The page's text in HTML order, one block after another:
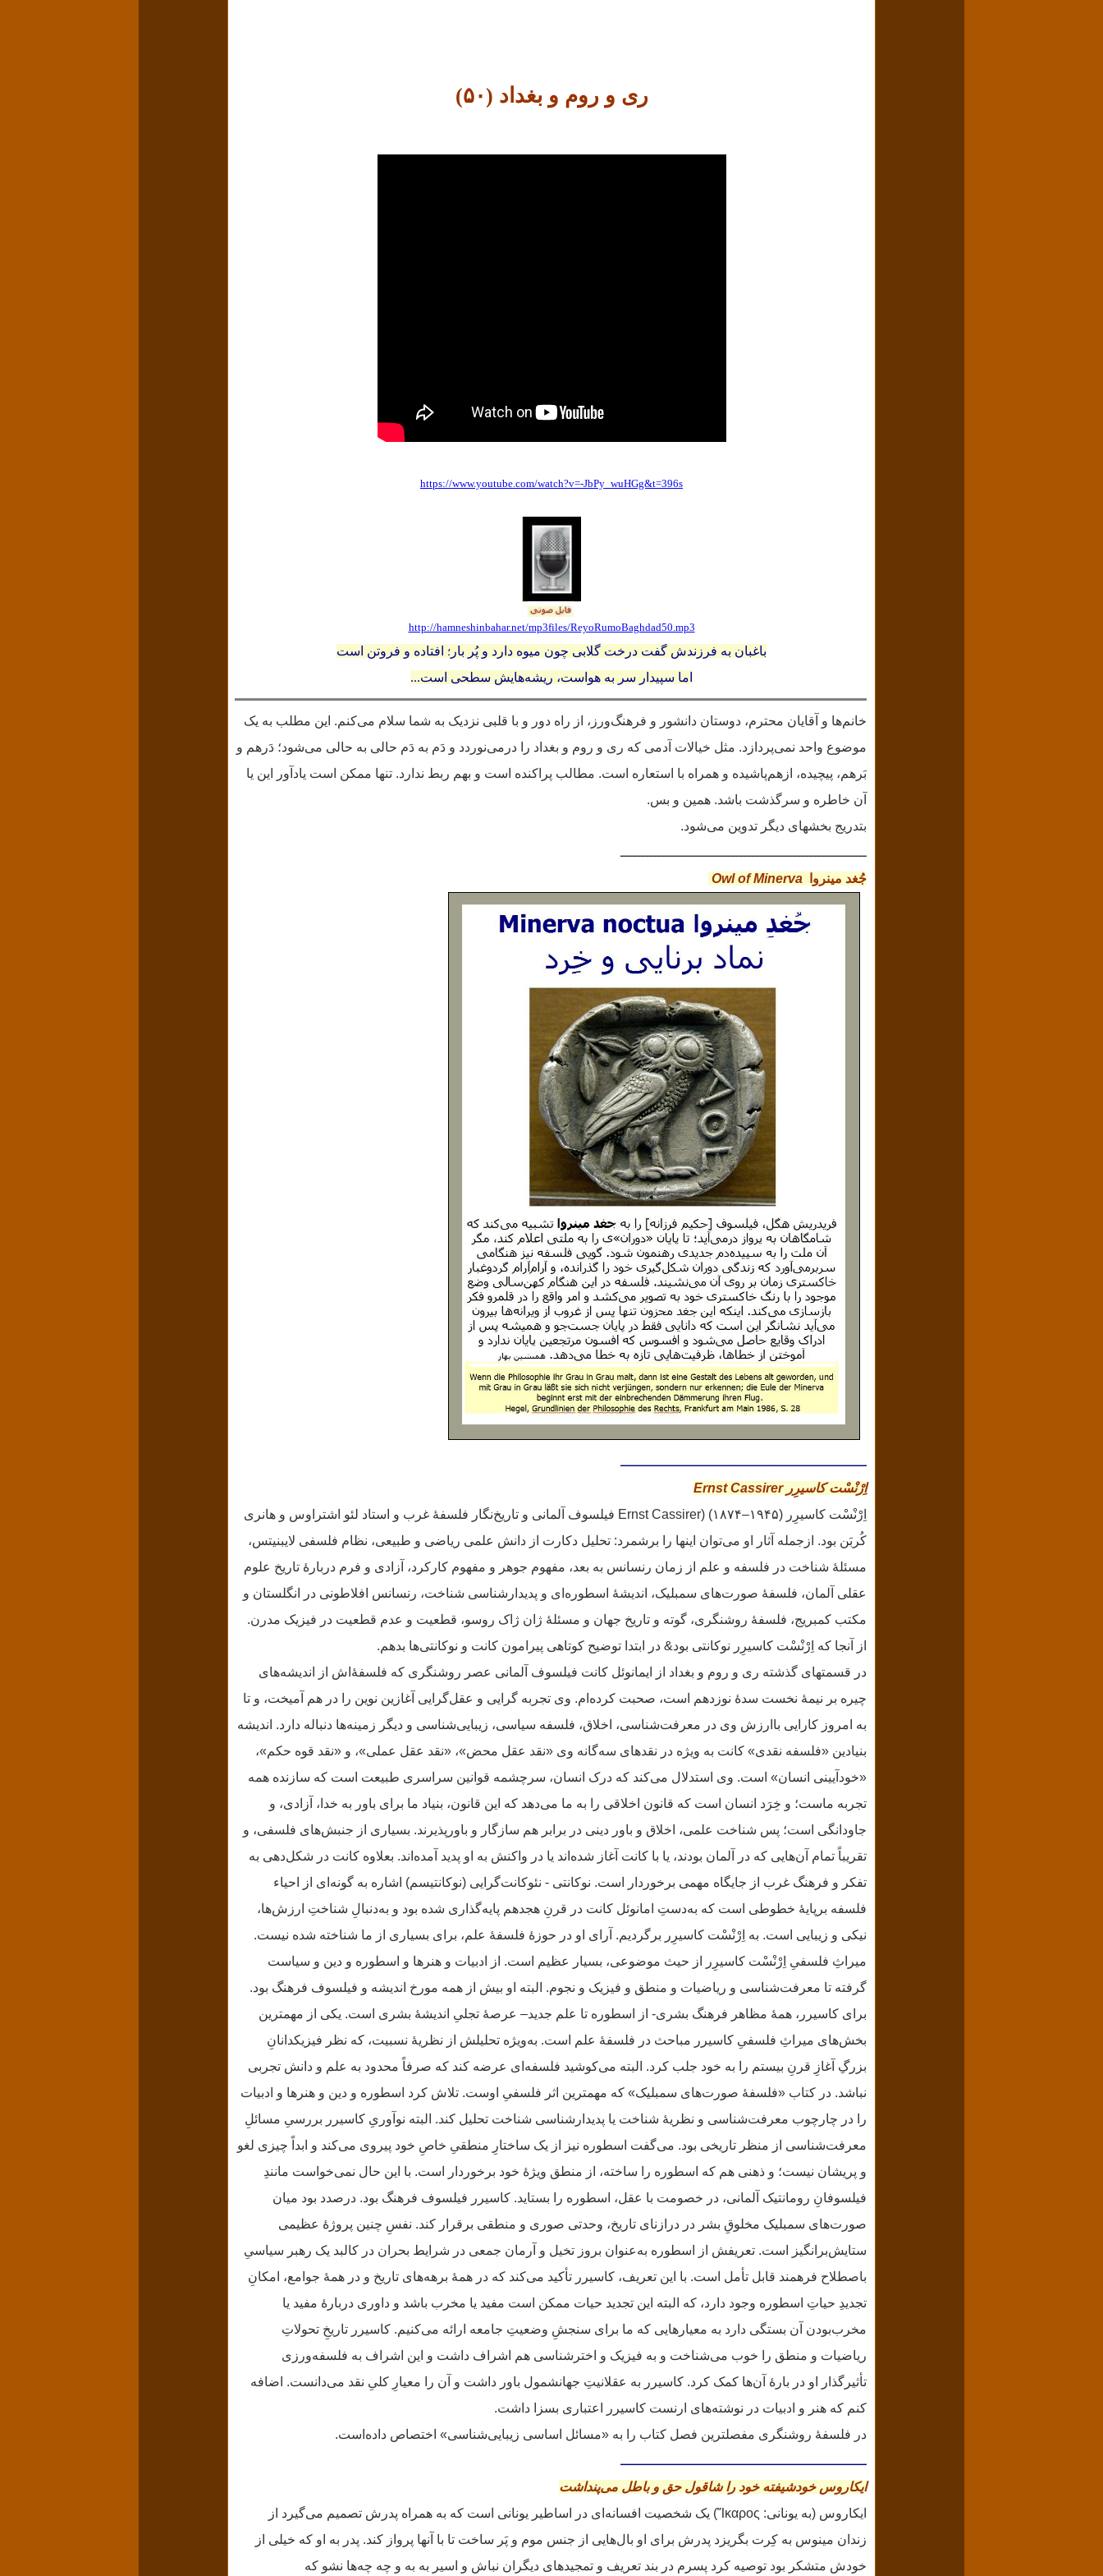
ری و روم و بغداد (۵۰)
https://www.youtube.com/watch?v=-JbPy_wuHGg&t=396s
http://hamneshinbahar.net/mp3files/ReyoRumoBaghdad50.mp3
باغبان به فرزندش گفت درخت گلابی چون میوه دارد و پُر بار ؛
افتاده و فروتن است
اما سپیدار سر به هواست، ریشه‌هایش سطحی است...
خانم‌ها و آقایان محترم، دوستان دانشور و فرهنگ‌ورز، از راه دور و با قلبی نزدیک به شما سلام می‌کنم. این مطلب به یک
موضوع واحد نمی‌‌پردازد. مثل خیالات آدمی که ری و روم و بغداد را درمی‌نوردد و دَم به دَم حالی به حالی می‌شود؛ دَرهم و
بَرهم، پیچیده، ازهم‌پاشیده‌ و همراه با استعاره‌ است. مطالب پراکنده است و بهم ربط ندارد. تنها ممکن است یادآور این یا
آن خاطره و سرگذشت باشد. همین و بس.
بتدریج بخشهای دیگر تدوین می‌شود.
ــــــــــــــــــــــــــــــــــــــــــــــــــــــــــــ
جُغد مینروا Owl of Minerva
ــــــــــــــــــــــــــــــــــــــــــــــــــــــــــــ
اِرْنْسْت کاسیرِر Ernst Cassirer
اِرْنْسْت کاسیرِر Ernst Cassirer) (۱۸۷۴–۱۹۴۵) فیلسوف آلمانی و تاریخ‌نگار فلسفهٔ غرب و استاد لئو اشتراوس و هانری
کُربَن بود. ازجمله آثار او می‌توان اینها را برشمرد: تحلیل دکارت از دانش علمی ریاضی و طبیعی، نظام فلسفی لایبنیتس،
مسئلهٔ شناخت در فلسفه و علم از زمان رنسانس به بعد، مفهوم جوهر و مفهوم کارکرد، آزادی و فرم دربارهٔ تاریخ علوم
عقلی آلمان، فلسفهٔ صورت‌های سمبلیک، اندیشهٔ اسطوره‌ای و پدیدارشناسی شناخت، رنسانس افلاطونی در انگلستان و
مکتب کمبریج، فلسفهٔ روشنگری، گوته و تاریخ جهان و مسئلهٔ ژان ژاک روسو، قطعیت و عدم قطعیت در فیزیک مدرن.
از آنجا که اِرْنْسْت کاسیرِر نوکانتی بود& در ابتدا توضیح کوتاهی پیرامون کانت و نوکانتی‌ها بدهم.
در قسمتهای گذشته ری و روم و بغداد از ایمانوئل کانت فیلسوف آلمانی عصر روشنگری که فلسفهٔ‌اش از اندیشه‌های
چیره بر نیمهٔ نخست سدهٔ نوزدهم است، صحبت کرده‌ام. وی تجربه گرایی و عقل‌گرایی آغازین نوین را در هم آمیخت، و تا
به امروز کارایی باارزش وی در معرفت‌شناسی، اخلاق، فلسفه سیاسی، زیبایی‌شناسی و دیگر زمینه‌ها دنباله دارد. اندیشه
بنیادین «فلسفه نقدی» کانت به ویژه در نقدهای سه‌گانه وی «نقد عقل محض»، «نقد عقل عملی»، و «نقد قوه حکم»،
«خودآیینی انسان» است. وی استدلال می‌کند که درک انسان، سرچشمه قوانین سراسری طبیعت است که سازنده همه
تجربه ماست؛ و خِرَد انسان است که قانون اخلاقی را به ما می‌دهد که این قانون، بنیاد ما برای باور به خدا، آزادی، و
جاودانگی است؛ پس شناخت علمی، اخلاق و باور دینی در برابر هم سازگار و باورپذیرند. بسیاری از جنبش‌های فلسفی، و
تقریباً تمام آن‌هایی که در آلمان بودند، یا با کانت آغاز شده‌اند یا در واکنش به او پدید آمده‌اند. بعلاوه کانت در شکل‌دهی به
تفکر و فرهنگ غرب از جایگاه مهمی برخوردار است. نوکانتی - نئوکانت‌گرایی (نوکانتیسم) اشاره به گونه‌ای از احیاء
فلسفه برپایهٔ خطوطی است که به‌دستِ امانوئل کانت در قرنِ هجدهم پایه‌گذاری شده بود و به‌دنبالِ شناختِ ارزش‌ها،
نیکی و زیبایی است. به اِرْنْسْت کاسیرِر برگردیم. آرای او در حوزهٔ فلسفهٔ علم، برای بسیاری از ما شناخته شده نیست.
میراثِ فلسفیِ اِرْنْسْت کاسیرِر از حیث موضوعی، بسیار عظیم است. از ادبیات و هنرها و اسطوره و دین و سیاست
گرفته تا معرفت‌شناسی و ریاضیات و منطق و فیزیک و نجوم. البته او بیش از همه مورخ اندیشه و فیلسوف فرهنگ بود.
برای کاسیرر، همهٔ مظاهر فرهنگ بشری- از اسطوره تا علم جدید– عرصهٔ تجلیِ اندیشهٔ بشری است. یکی از مهمترین
بخش‌های میراثِ فلسفیِ کاسیرر مباحث در فلسفهٔ علم است. به‌ویژه تحلیلش از نظریهٔ نسبیت، که نظر فیزیکدانانِ
بزرگِ آغازِ قرنِ بیستم را به خود جلب کرد. البته می‌کوشید فلسفه‌ای عرضه کند که صرفاً محدود به علم و دانش تجربی
نباشد. در کتاب «فلسفهٔ صورت‌های سمبلیک» که مهمترین اثر فلسفیِ اوست. تلاش کرد اسطوره و دین و هنرها و ادبیات
را در چارچوب معرفت‌شناسی و نظریهٔ شناخت یا پدیدارشناسی شناخت تحلیل کند. البته نوآوریِ کاسیرر بررسیِ مسائلِ
معرفت‌شناسی از منظر تاریخی بود. می‌گفت اسطوره نیز از یک ساختارِ منطقیِ خاصِ خود پیروی می‌کند و ابداً چیزی لغو
و پریشان نیست؛ و ذهنی هم که اسطوره را ساخته، از منطق ویژهٔ خود برخوردار است. با این حال نمی‌خواست مانندِ
فیلسوفانِ رومانتیک آلمانی، در خصومت با عقل، اسطوره را بستاید. کاسیرر فیلسوف فرهنگ بود. درصدد بود میان
صورت‌های سمبلیک مخلوقِ بشر در درازنای تاریخ، وحدتی صوری و منطقی برقرار کند. نفسِ چنین پروژهٔ عظیمی
ستایش‌برانگیز است. تعریفش از اسطوره به‌عنوان بروز تخیل و آرمان جمعی در شرایط بحران در کالبد یک رهبر سیاسیِ
باصطلاح فرهمند قابل تأمل است. با این تعریف، کاسیرر تأکید می‌کند که در همهٔ برهه‌های تاریخ و در همهٔ جوامع، امکانِ
تجدیدِ حیاتِ اسطوره وجود دارد، که البته این تجدید حیات ممکن است مفید یا مخرب باشد و داوری دربارهٔ مفید یا
مخرب‌بودن آن بستگی دارد به معیارهایی که ما برای سنجشِ وضعیتِ جامعه ارائه می‌کنیم. کاسیرر تاریخِ تحولاتِ
ریاضیات و منطق را خوب می‌شناخت و به فیزیک و اخترشناسی هم اشراف داشت و این اشراف به فلسفه‌ورزی
تأثیرگذار او در بارهٔ آن‌ها کمک کرد. کاسیرر به عقلانیتِ جهانشمول باور داشت و آن را معیارِ کلیِ نقد می‌دانست. اضافه
کنم که هنر و ادبیات در نوشته‌های ارنست کاسیرر اعتباری بسزا داشت.
در فلسفهٔ روشنگری مفصلترین فصل کتاب را به «مسائل اساسی زیبایی‌شناسی» اختصاص داده‌است.
ــــــــــــــــــــــــــــــــــــــــــــــــــــــــــــ
ایکاروس خودشیفته خود را شاقول حق و باطل می‌پنداشت
ایکاروس (به یونانی: Ἴκαρος) یک شخصیت افسانه‌ای در اساطیر یونانی است که به همراه پدرش تصمیم می‌گیرد از
زندان مینوس به کِرت بگریزد پدرش برای او بال‌هایی از جنس موم و پَر ساخت تا با آنها پرواز کند. پدر به او که خیلی از
خودش متشکر بود توصیه کرد پسرم در بند تعریف و تمجیدهای دیگران نباش و اسیر به به و چه چه‌ها نشو که